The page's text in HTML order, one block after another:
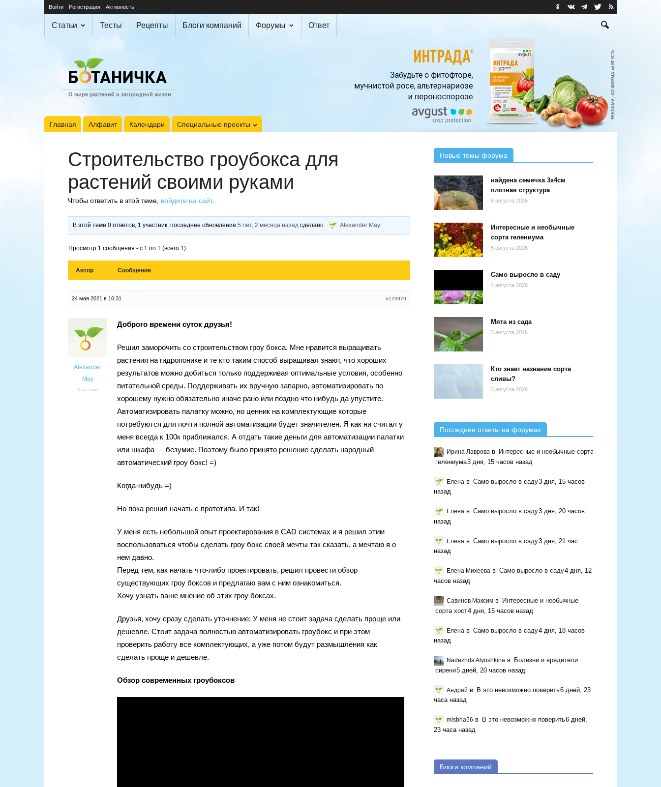
Войти Регистрация Активность
Статьи Тесты Рецепты Блоги компаний Форумы Ответ
О мире растений и загородной жизни
Главная Алфавит Календари Специальные проекты
Строительство гроубокса для
растений своими руками
Чтобы ответить в этой теме, войдите на сайт.
В этой теме 0 ответов, 1 участник, последнее обновление5 лет, 2 месяца назад сделано Alexander May.
Просмотр 1 сообщения - с 1 по 1 (всего 1)
Автор Сообщения
24 мая 2021 в 16:31 #170979
Alexander
May
Участник
Доброго времени суток друзья!
Решил заморочить со строительством гроу бокса. Мне нравится выращивать
растения на гидропонике и те кто таким способ выращивал знают, что хороших
результатов можно добиться только поддерживая оптимальные условия, особенно
питательной среды. Поддерживать их вручную запарно, автоматизировать по
хорошему нужно обязательно иначе рано или поздно что нибудь да упустите.
Автоматизировать палатку можно, но ценник на комплектующие которые
потребуются для почти полной автоматизации будет значителен. Я как ни считал у
меня всегда к 100к приближался. А отдать такие деньги для автоматизации палатки
или шкафа — безумие. Поэтому было принято решение сделать народный
автоматический гроу бокс! =)
Когда-нибудь =)
Но пока решил начать с прототипа. И так!
У меня есть небольшой опыт проектирования в CAD системах и я решил этим
воспользоваться чтобы сделать гроу бокс своей мечты так сказать, а мечтаю я о
нем давно.
Перед тем, как начать что-либо проектировать, решил провести обзор
существующих гроу боксов и предлагаю вам с ним ознакомиться.
Хочу узнать ваше мнение об этих гроу боксах.
Друзья, хочу сразу сделать уточнение: У меня не стоит задача сделать проще или
дешевле. Стоит задача полностью автоматизировать гроубокс и при этом
проверить работу все комплектующих, а уже потом будут размышления как
сделать проще и дешевле.
Обзор современных гроубоксов
Новые темы форума
найдена семечка 3х4см
плотная структура
6 августа 2026
Интересные и необычные
сорта гелениума
5 августа 2026
Само выросло в саду
4 августа 2026
Мята из сада
3 августа 2026
Кто знает название сорта
сливы?
3 августа 2026
Последние ответы на форумах
Ирина Лаврова в Интересные и необычные сорта
гелениума3 дня, 15 часов назад
Елена в Само выросло в саду3 дня, 15 часов
назад
Елена в Само выросло в саду3 дня, 20 часов
назад
Елена в Само выросло в саду3 дня, 21 час
назад
Елена Михеева в Само выросло в саду4 дня, 12
часов назад
Савинов Максим в Интересные и необычные
сорта хост4 дня, 15 часов назад
Елена в Само выросло в саду4 дня, 18 часов
назад
Nadezhda Alyushkina в Болезни и вредители
сирени5 дней, 20 часов назад
Андрей в В это невозможно поверить6 дней, 23
часа назад
misbha56 в В это невозможно поверить6 дней,
23 часа назад
Блоги компаний